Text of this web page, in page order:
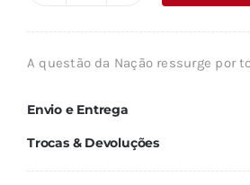
era:
é:
MULTINAÇÃO
A questão da Nação ressurge por
Envio e Entrega
Trocas & Devoluções